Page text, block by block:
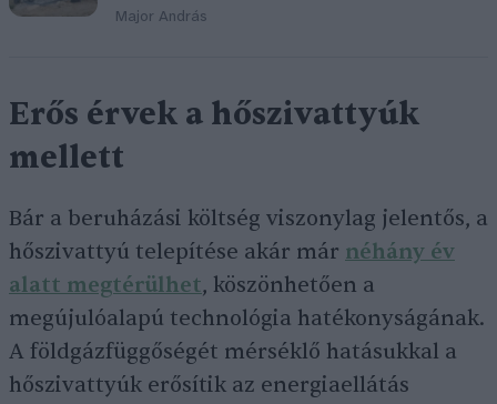
Major András
Erős érvek a hőszivattyúk
mellett
Bár a beruházási költség viszonylag jelentős, a
hőszivattyú telepítése akár már néhány év
alatt megtérülhet, köszönhetően a
megújulóalapú technológia hatékonyságának.
A földgázfüggőségét mérséklő hatásukkal a
hőszivattyúk erősítik az energiaellátás